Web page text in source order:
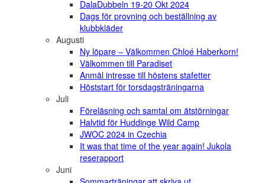
DalaDubbeln 19-20 Okt 2024
Dags för provning och beställning av
klubbkläder
Augusti
Ny löpare – Välkommen Chloé Haberkorn!
Välkommen till Paradiset
Anmäl intresse till höstens stafetter
Höststart för torsdagsträningarna
Juli
Föreläsning och samtal om ätstörningar
Halvtid för Huddinge Wild Camp
JWOC 2024 in Czechia
It was that time of the year again! Jukola
reserapport
Juni